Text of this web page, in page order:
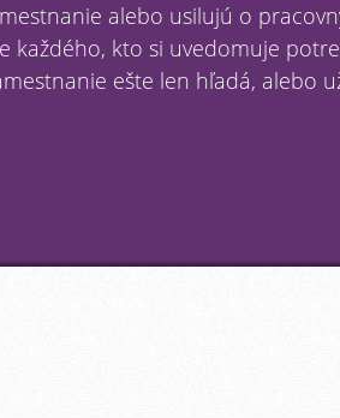
alebo usilujú o
každého, kto si uvedomuje
ešte len hľadá, alebo